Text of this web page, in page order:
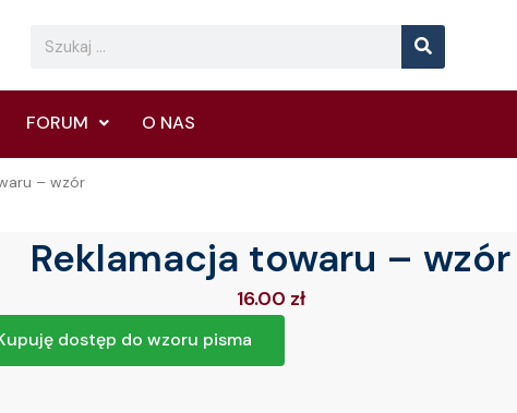
Search Search
FORUM O NAS
– wzór
Reklamacja towaru – wzór
16.00 zł
dostęp do wzoru pisma